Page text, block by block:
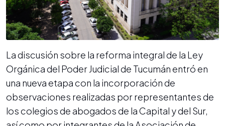
La discusión sobre la reforma integral de la Ley
Orgánica del Poder Judicial de Tucumán entró en
una nueva etapa con la incorporación de
observaciones realizadas por representantes de
los colegios de abogados de la Capital y del Sur,